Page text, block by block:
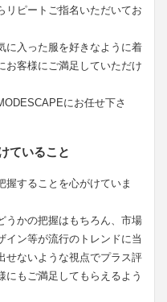
リピートご指名いただいてお
に入った服を好きなように着
お客様にご満足していただけ
にお任せ下さ
ていること
握することを心がけていま
うかの把握はもちろん、市場
イン等が流行のトレンドに当
せないような視点でプラス評
にもご満足してもらえるよう